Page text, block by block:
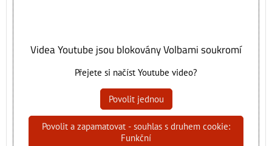
Videa Youtube jsou blokovány Volbami soukromí
Přejete si načíst Youtube video?
Povolit jednou
Povolit a zapamatovat - souhlas s druhem cookie:
Funkční